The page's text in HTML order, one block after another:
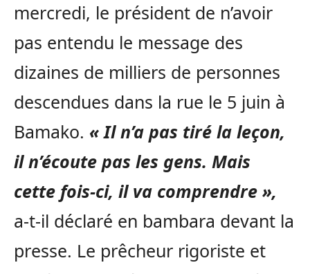
mercredi, le président de n’avoir
pas entendu le message des
dizaines de milliers de personnes
descendues dans la rue le 5 juin à
Bamako. « Il n’a pas tiré la leçon,
il n’écoute pas les gens. Mais
cette fois-ci, il va comprendre »,
a-t-il déclaré en bambara devant la
presse. Le prêcheur rigoriste et